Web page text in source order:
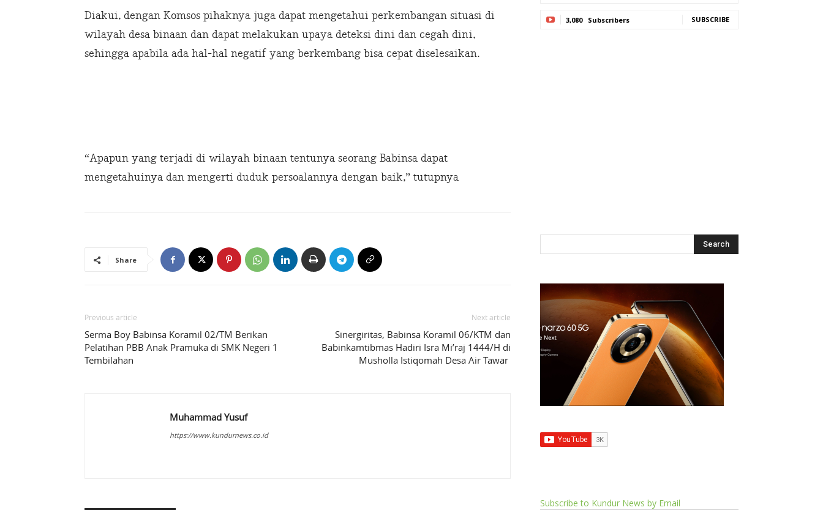
Diakui, dengan Komsos pihaknya juga dapat mengetahui perkembangan situasi di
wilayah desa binaan dan dapat melakukan upaya deteksi dini dan cegah dini,
sehingga apabila ada hal-hal negatif yang berkembang bisa cepat diselesaikan.
“Apapun yang terjadi di wilayah binaan tentunya seorang Babinsa dapat
mengetahuinya dan mengerti duduk persoalannya dengan baik,” tutupnya
Share
Previous article
Serma Boy Babinsa Koramil 02/TM Berikan
Pelatihan PBB Anak Pramuka di SMK Negeri 1
Tembilahan
Next article
Sinergiritas, Babinsa Koramil 06/KTM dan
Babinkamtibmas Hadiri Isra Mi’raj 1444/H di
Musholla Istiqomah Desa Air Tawar
Muhammad Yusuf
https://www.kundurnews.co.id
3,080 Subscribers SUBSCRIBE
Subscribe to Kundur News by Email